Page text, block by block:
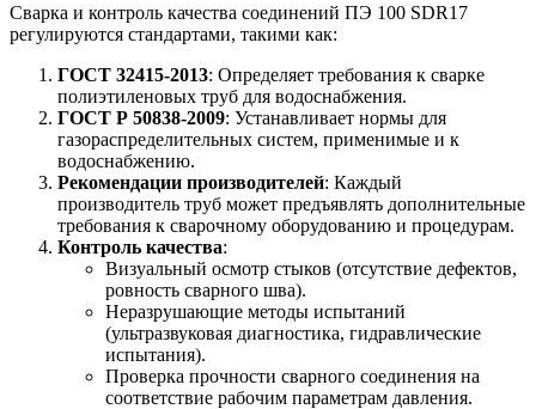
Сварка и контроль качества соединений ПЭ 100 SDR17
регулируются стандартами, такими как:
ГОСТ 32415-2013: Определяет требования к сварке
полиэтиленовых труб для водоснабжения.
ГОСТ Р 50838-2009: Устанавливает нормы для
газораспределительных систем, применимые и к
водоснабжению.
Рекомендации производителей: Каждый
производитель труб может предъявлять дополнительные
требования к сварочному оборудованию и процедурам.
Контроль качества:
Визуальный осмотр стыков (отсутствие дефектов,
ровность сварного шва).
Неразрушающие методы испытаний
(ультразвуковая диагностика, гидравлические
испытания).
Проверка прочности сварного соединения на
соответствие рабочим параметрам давления.